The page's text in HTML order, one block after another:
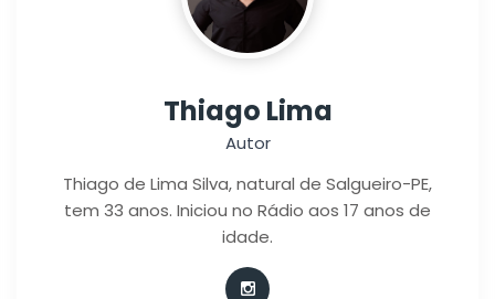
Thiago Lima
Autor
Thiago de Lima Silva, natural de Salgueiro-PE,
tem 33 anos. Iniciou no Rádio aos 17 anos de
idade.